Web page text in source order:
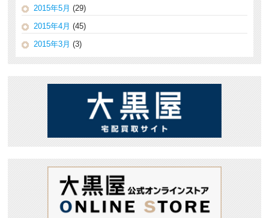
2015年5月 (29)
2015年4月 (45)
2015年3月 (3)